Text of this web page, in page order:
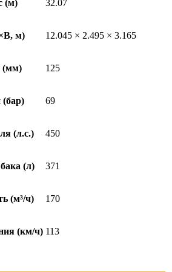
(м) 32.07
м) 12.045 × 2.495 × 3.165
(мм) 125
(бар) 69
(л.с.) 450
(л) 371
(м³/ч) 170
(км/ч) 113